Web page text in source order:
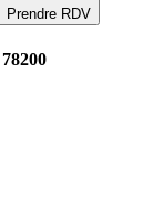
Prendre RDV